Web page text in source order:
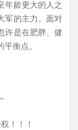
年龄更大的人之
军的主力。面对
许是在肥胖、健
衡点。
！！！